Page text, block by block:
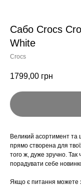
Сабо Crocs
White
Crocs
1799,00 грн
Великий асортимент та
прямо створена для
того ж, дуже зручно. Так
порадувати себе
Якщо є питання можете